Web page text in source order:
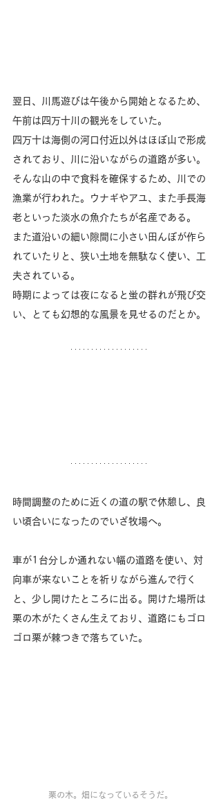
翌日、川馬遊びは午後から開始となるため、
午前は四万十川の観光をしていた。
四万十は海側の河口付近以外はほぼ山で形成
されており、川に沿いながらの道路が多い。
そんな山の中で食料を確保するため、川での
漁業が行われた。ウナギやアユ、また手長海
老といった淡水の魚介たちが名産である。
また道沿いの細い隙間に小さい田んぼが作ら
れていたりと、狭い土地を無駄なく使い、工
夫されている。
時期によっては夜になると蛍の群れが飛び交
い、とても幻想的な風景を見せるのだとか。
時間調整のために近くの道の駅で休憩し、良
い頃合いになったのでいざ牧場へ。
車が1台分しか通れない幅の道路を使い、対
向車が来ないことを祈りながら進んで行く
と、少し開けたところに出る。開けた場所は
栗の木がたくさん生えており、道路にもゴロ
ゴロ栗が棘つきで落ちていた。
栗の木。畑になっているそうだ。